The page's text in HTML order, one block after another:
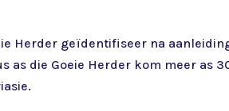
Herder geïdentifiseer na
as die Goeie Herder kom meer as